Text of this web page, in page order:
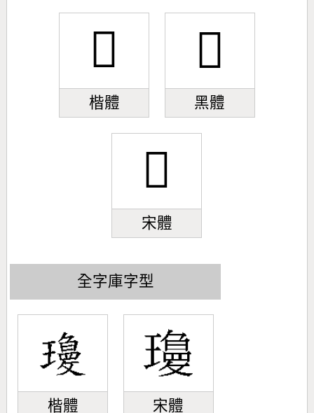
𱯿
楷體
𱯿
黑體
𱯿
宋體
全字庫字型
楷體 宋體